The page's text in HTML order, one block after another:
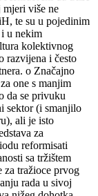
mjeri više ne
te su u pojedinim
u nekim
kolektivnog
razvijena i često
o Značajno
one s manjim
da se privuku
sektor (i smanjilo
ali je isto
za
reformisati
sa tržištem
za tražioce prvog
rada u sivoj